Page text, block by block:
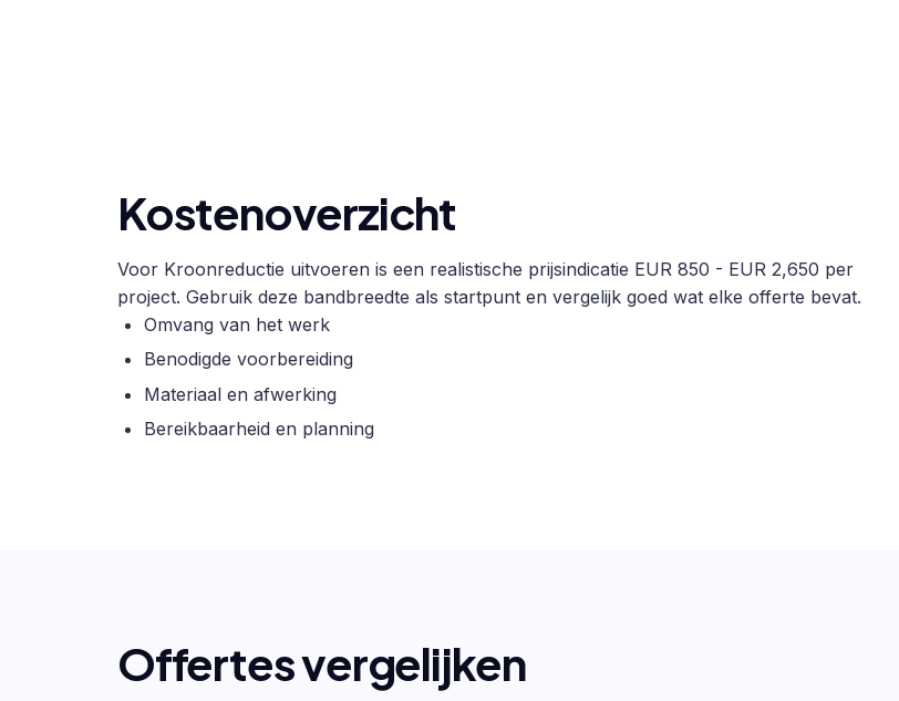
Kostenoverzicht
Voor Kroonreductie uitvoeren is een realistische prijsindicatie EUR 850 - EUR 2,650 per
project. Gebruik deze bandbreedte als startpunt en vergelijk goed wat elke offerte bevat.
Omvang van het werk
Benodigde voorbereiding
Materiaal en afwerking
Bereikbaarheid en planning
Offertes vergelijken